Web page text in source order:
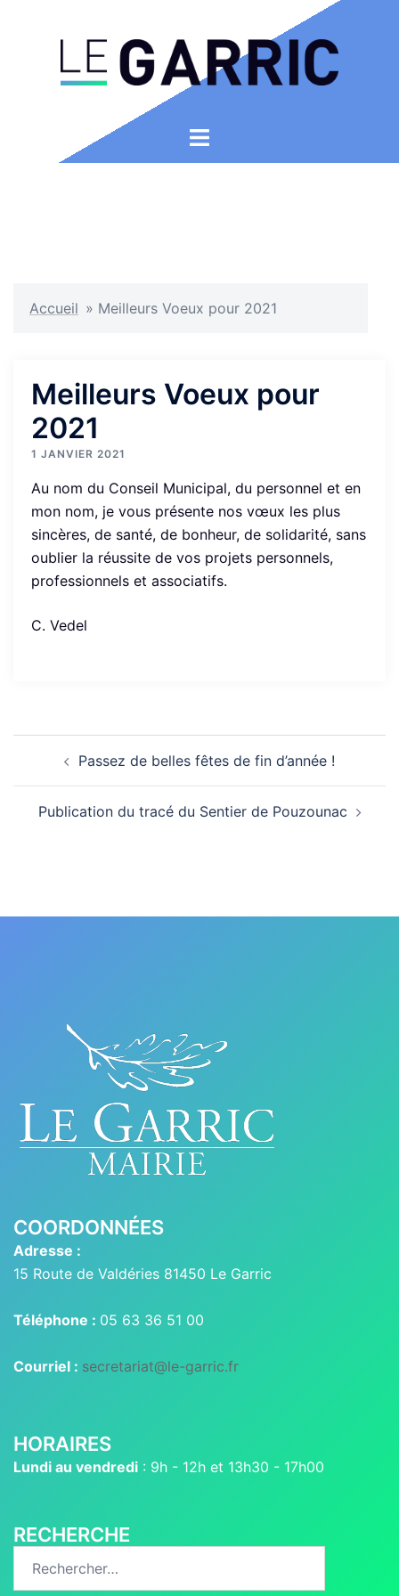
Ouvrir/fermer
Accueil » Meilleurs Voeux pour 2021
Meilleurs Voeux pour
2021
1 JANVIER 2021
Au nom du Conseil Municipal, du personnel et en
mon nom, je vous présente nos vœux les plus
sincères, de santé, de bonheur, de solidarité, sans
oublier la réussite de vos projets personnels,
professionnels et associatifs.
C. Vedel
d’articlePassez de belles fêtes de fin d’année !
Publication du tracé du Sentier de Pouzounac
COORDONNÉES
Adresse :
15 Route de Valdéries 81450 Le Garric
Téléphone : 05 63 36 51 00
Courriel : secretariat@le-garric.fr
HORAIRES
Lundi au vendredi : 9h - 12h et 13h30 - 17h00
RECHERCHE